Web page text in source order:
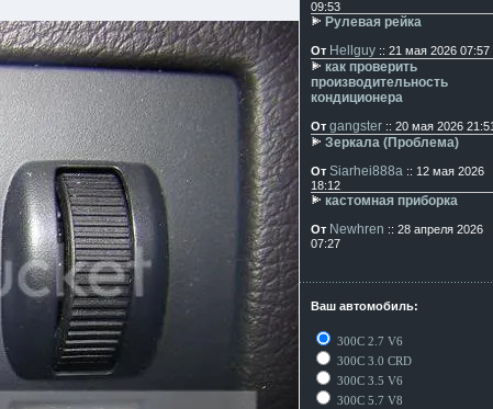
09:53
Рулевая рейка
От Hellguy :: 21 мая 2026 07:57
как проверить
производительность
кондиционера
От gangster :: 20 мая 2026
Зеркала (Проблема)
От Siarhei888a :: 12 мая 2026
18:12
кастомная приборка
От Newhren :: 28 апреля 2026
07:27
Ваш автомобиль:
300C 2.7 V6
300C 3.0 CRD
300C 3.5 V6
300C 5.7 V8